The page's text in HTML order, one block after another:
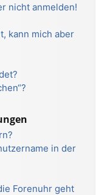
nicht anmelden!
kann mich aber
in der
Forenuhr geht